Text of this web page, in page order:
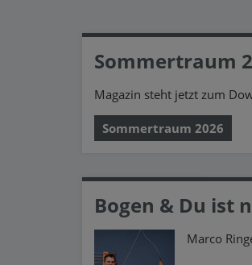
Sommertraum
Magazin steht jetzt zum
Sommertraum 2026
Bogen & Du ist
Marco